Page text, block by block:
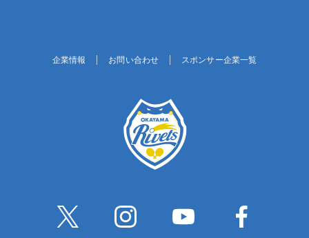
企業情報 お問い合わせ スポンサー企業一覧